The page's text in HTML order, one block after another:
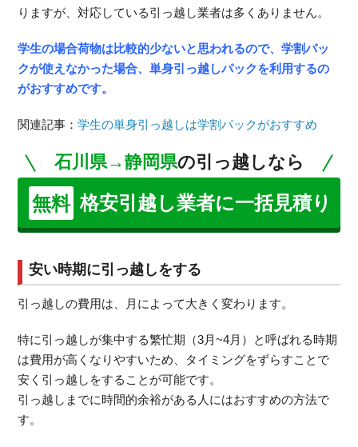
りますが、対応している引っ越し業者は多くありません。
学生の場合荷物は比較的少ないと思われるので、学割パッ
クが使えなかった場合、単身引っ越しパックを利用するの
がおすすめです。
関連記事：学生の単身引っ越しは学割パックがおすすめ
石川県→静岡県の引っ越しなら
無料 格安引越し業者に一括見積り
安い時期に引っ越しをする
引っ越しの費用は、月によって大きく変わります。
特に引っ越しが集中する繁忙期（3月~4月）と呼ばれる時期
は費用が高くなりやすいため、タイミングをずらすことで
安く引っ越しをすることが可能です。
引っ越しまでに時間的余裕がある人にはおすすめの方法で
す。